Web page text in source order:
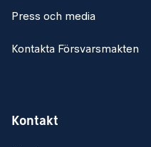
Press och media
Kontakta Försvarsmakten
Kontakt